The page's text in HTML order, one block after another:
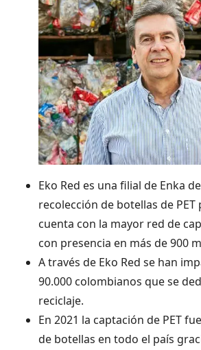
Eko Red es una filial de Enka
recolección de botellas de
cuenta con la mayor red de
con presencia en más de 900
A través de Eko Red se han
90.000 colombianos que se
reciclaje.
En 2021 la captación de PET
de botellas en todo el país